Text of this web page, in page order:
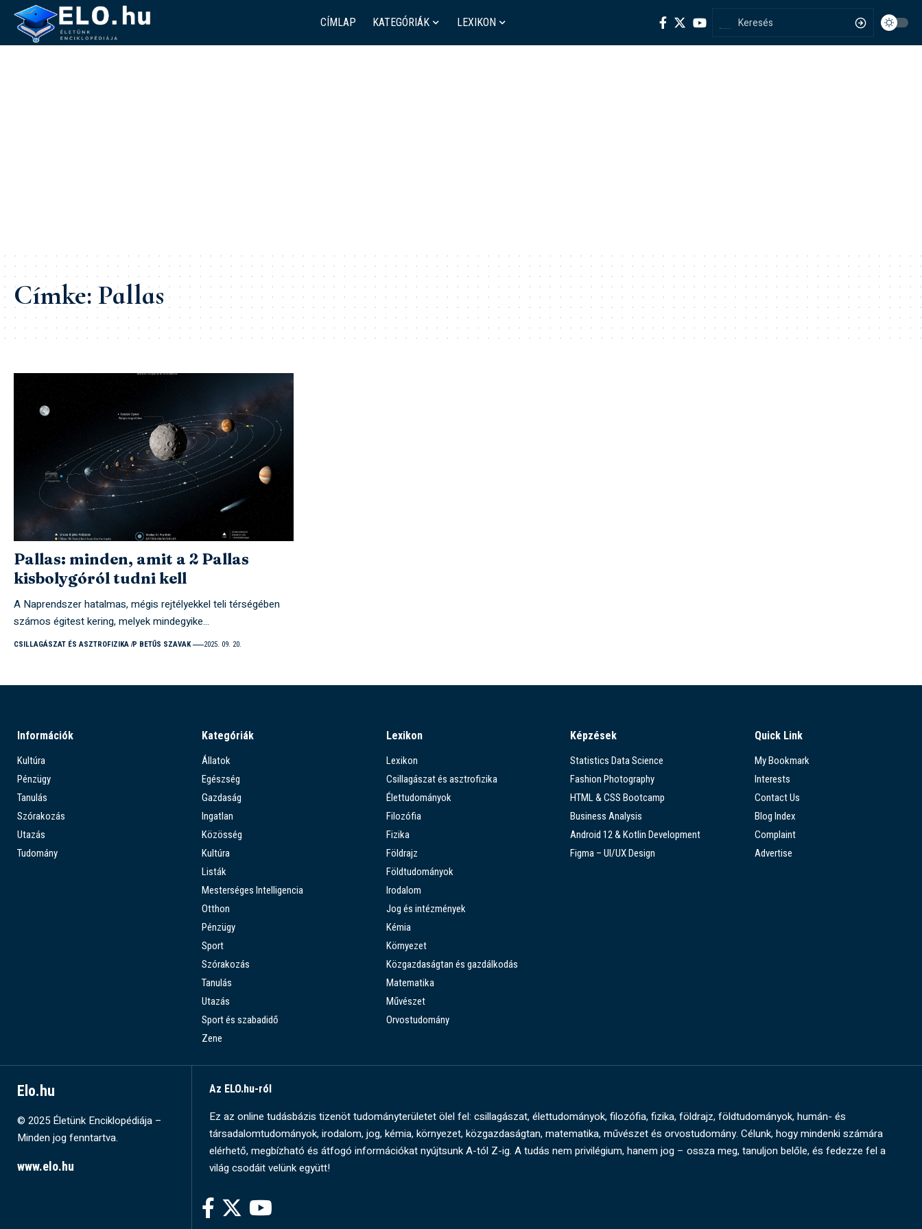
CÍMLAP KATEGÓRIÁK LEXIKON
Címke:Pallas
Pallas: minden, amit a 2 Pallas
kisbolygóról tudni kell
A Naprendszer hatalmas, mégis rejtélyekkel teli térségében
számos égitest kering, melyek mindegyike…
CSILLAGÁSZAT ÉS ASZTROFIZIKA P BETŰS SZAVAK 2025. 09. 20.
Információk
Kultúra
Pénzügy
Tanulás
Szórakozás
Utazás
Tudomány
Kategóriák
Állatok
Egészség
Gazdaság
Ingatlan
Közösség
Kultúra
Listák
Mesterséges Intelligencia
Otthon
Pénzügy
Sport
Szórakozás
Tanulás
Utazás
Sport és szabadidő
Zene
Lexikon
Lexikon
Csillagászat és asztrofizika
Élettudományok
Filozófia
Fizika
Földrajz
Földtudományok
Irodalom
Jog és intézmények
Kémia
Környezet
Közgazdaságtan és gazdálkodás
Matematika
Művészet
Orvostudomány
Képzések
Statistics Data Science
Fashion Photography
HTML & CSS Bootcamp
Business Analysis
Android 12 & Kotlin Development
Figma – UI/UX Design
Quick Link
My Bookmark
Interests
Contact Us
Blog Index
Complaint
Advertise
Elo.hu
© 2025 Életünk Enciklopédiája –
Minden jog fenntartva.
www.elo.hu
Az ELO.hu-ról
Ez az online tudásbázis tizenöt tudományterületet ölel fel: csillagászat, élettudományok, filozófia, fizika, földrajz, földtudományok, humán- és
társadalomtudományok, irodalom, jog, kémia, környezet, közgazdaságtan, matematika, művészet és orvostudomány. Célunk, hogy mindenki számára
elérhető, megbízható és átfogó információkat nyújtsunk A-tól Z-ig. A tudás nem privilégium, hanem jog – ossza meg, tanuljon belőle, és fedezze fel a
világ csodáit velünk együtt!